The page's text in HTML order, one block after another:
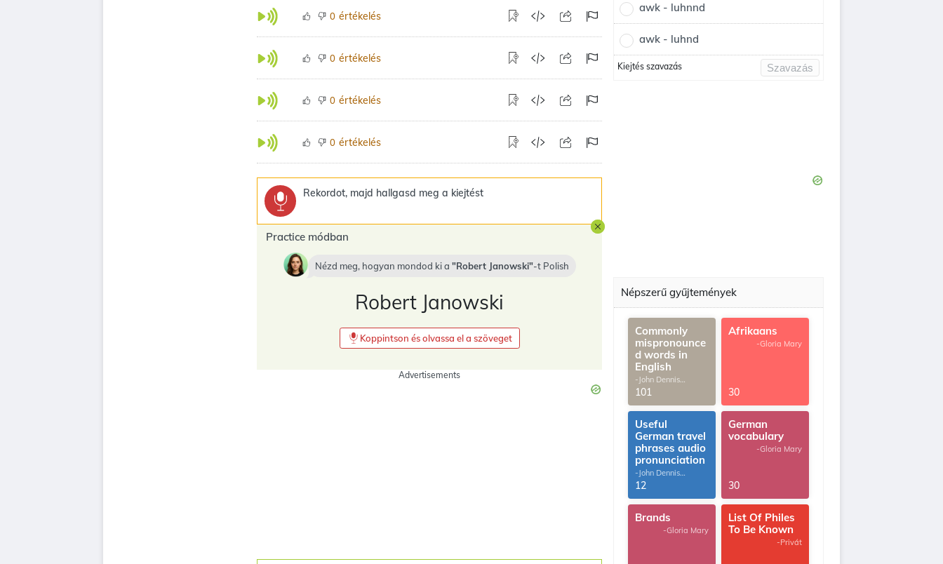
0 értékelés
0 értékelés
0 értékelés
0 értékelés
Rekordot, majd hallgasd meg a kiejtést
Practice módban
Nézd meg, hogyan mondod ki a Robert Janowski -t Polish
Robert Janowski
Koppintson és olvassa el a szöveget
Advertisements
awk - luhnnd
awk - luhnd
Kiejtés szavazás Szavazás
Népszerű gyűjtemények
Commonly
mispronounce
d words in
English
-John Dennis
G.Thomas
101
Afrikaans
-Gloria Mary
30
Useful
German travel
phrases audio
pronunciation
-John Dennis
G.Thomas
12
German
vocabulary
-Gloria Mary
30
Brands
-Gloria Mary
List Of Philes
To Be Known
-Privát